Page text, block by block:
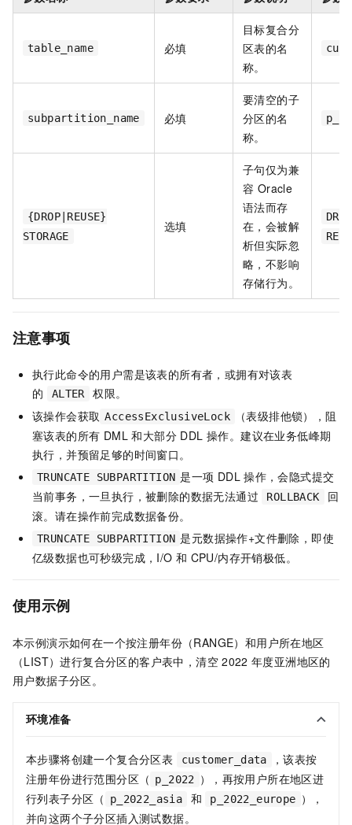
table_name 必填
目标复合分
区表的名
称。
subpartition_name 必填
要清空的子
分区的名
称。
{DROP|REUSE}
STORAGE
选填
子句仅为兼
容 Oracle
语法而存
在，会被解
析但实际忽
略，不影响
存储行为。
注意事项
执行此命令的用户需是该表的所有者，或拥有对该表
的
ALTER
权限。
该操作会获取 AccessExclusiveLock
（表级排他锁），阻
塞该表的所有 DML 和大部分 DDL 操作。建议在业务低峰期
执行，并预留足够的时间窗口。
TRUNCATE SUBPARTITION 是一项 DDL 操作，会隐式提交
当前事务，一旦执行，被删除的数据无法通过
ROLLBACK
回
滚。请在操作前完成数据备份。
TRUNCATE SUBPARTITION 是元数据操作+文件删除，即使
亿级数据也可秒级完成，I/O 和 CPU/内存开销极低。
使用示例
本示例演示如何在一个按注册年份（RANGE）和用户所在地区
（LIST）进行复合分区的客户表中，清空 2022 年度亚洲地区的
用户数据子分区。
环境准备
本步骤将创建一个复合分区表 customer_data
，该表按
注册年份进行范围分区（ p_2022
），再按用户所在地区进
行列表子分区（
p_2022_asia 和 p_2022_europe ），
并向这两个子分区插入测试数据。